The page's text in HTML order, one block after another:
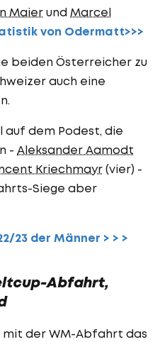
Maier und Marcel
von Odermatt>>>
beiden Österreicher zu
auch eine
dem Podest, die
- Aleksander Aamodt
Kriechmayr(vier) -
Siege aber
23 der Männer > > >
Abfahrt,
der WM-Abfahrt das